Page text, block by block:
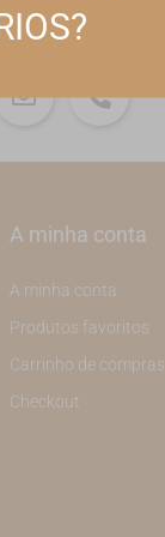
A minha conta
A minha conta
Produtos favoritos
Carrinho de compras
Checkout